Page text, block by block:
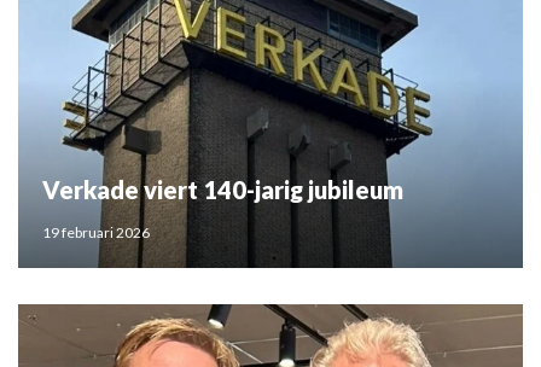
Verkade viert 140-jarig jubileum
19 februari 2026